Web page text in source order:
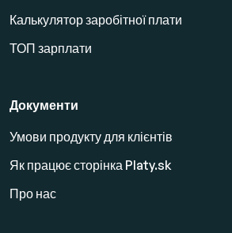
Калькулятор заробітної плати
ТОП зарплати
Документи
Умови продукту для клієнтів
Як працює сторінка Platy.sk
Про нас